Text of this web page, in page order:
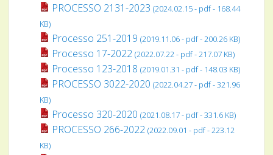
PROCESSO 2131-2023 (2024.02.15 - pdf - 168.44
KB)
Processo 251-2019 (2019.11.06 - pdf - 200.26 KB)
Processo 17-2022 (2022.07.22 - pdf - 217.07 KB)
Processo 123-2018 (2019.01.31 - pdf - 148.03 KB)
PROCESSO 3022-2020 (2022.04.27 - pdf - 321.96
KB)
Processo 320-2020 (2021.08.17 - pdf - 331.6 KB)
PROCESSO 266-2022 (2022.09.01 - pdf - 223.12
KB)